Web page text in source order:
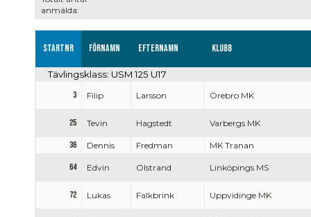
anmälda:
Startnr Förnamn Efternamn Klubb
Tävlingsklass: USM 125 U17
3 Filip Larsson Örebro MK
25 Tevin Hagstedt Varbergs MK
36 Dennis Fredman MK Tranan
64 Edvin Olstrand Linköpings MS
72 Lukas Falkbrink Uppvidinge MK